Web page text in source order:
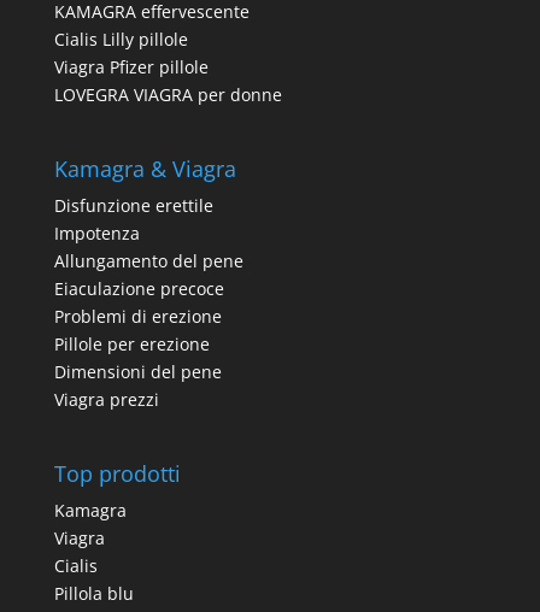
KAMAGRA effervescente
Cialis Lilly pillole
Viagra Pfizer pillole
LOVEGRA VIAGRA per donne
Kamagra & Viagra
Disfunzione erettile
Impotenza
Allungamento del pene
Eiaculazione precoce
Problemi di erezione
Pillole per erezione
Dimensioni del pene
Viagra prezzi
Top prodotti
Kamagra
Viagra
Cialis
Pillola blu